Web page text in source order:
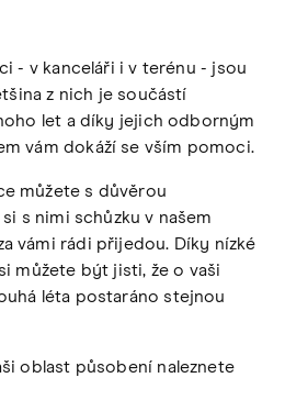
- v kanceláři i v terénu - jsou
z nich je součástí
let a díky jejich odborným
vám dokáží se vším pomoci.
můžete s důvěrou
s nimi schůzku v našem
vámi rádi přijedou. Díky nízké
můžete být jisti, že o vaši
léta postaráno stejnou
oblast působení naleznete